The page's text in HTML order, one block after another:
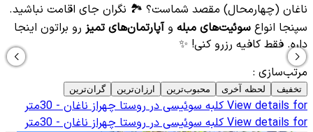
ناغان (چهارمحال) مقصد شماست؟ 🏞️ نگران جای اقامت نباشید.
سپنجا انواع سوئیت‌های مبله وآپارتمان‌های تمیز رو براتون اینجا
داره. فقط کافیه رزرو کنی! ✨
مرتب‌سازی :
تخفیف لحظه آخری محبوب‌ترین ارزان‌ترین گران‌ترین
View details for کلبه سوئیسی در روستا چهراز ناغان - 30متر
View details for کلبه سوئیسی در روستا چهراز ناغان - 30متر